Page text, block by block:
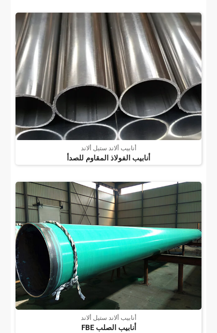
أنابيب ألاند ستيل ألاند
أنابيب الفولاذ المقاوم للصدأ
أنابيب ألاند ستيل ألاند
أنابيب الصلب FBE